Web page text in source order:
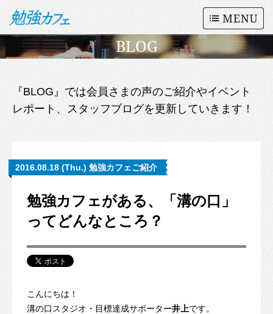
BLOG
『BLOG』では会員さまの声のご紹介やイベント
レポート、スタッフブログを更新していきます！
2016.08.18 (Thu.) 勉強カフェご紹介
勉強カフェがある、「溝の口」
ってどんなところ？
こんにちは！
溝の口スタジオ・目標達成サポーター井上です。